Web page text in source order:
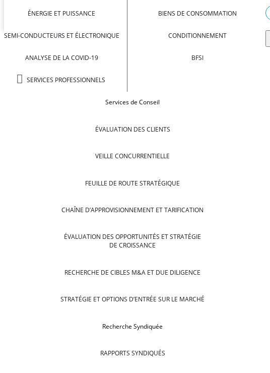
ÉNERGIE ET PUISSANCE
SEMI-CONDUCTEURS ET ÉLECTRONIQUE
ANALYSE DE LA COVID-19
SERVICES PROFESSIONNELS
BIENS DE CONSOMMATION
CONDITIONNEMENT
BFSI
Services de Conseil
ÉVALUATION DES CLIENTS
VEILLE CONCURRENTIELLE
FEUILLE DE ROUTE STRATÉGIQUE
CHAÎNE D’APPROVISIONNEMENT ET TARIFICATION
ÉVALUATION DES OPPORTUNITÉS ET STRATÉGIE
DE CROISSANCE
RECHERCHE DE CIBLES M&A ET DUE DILIGENCE
STRATÉGIE ET OPTIONS D’ENTRÉE SUR LE MARCHÉ
Recherche Syndiquée
RAPPORTS SYNDIQUÉS